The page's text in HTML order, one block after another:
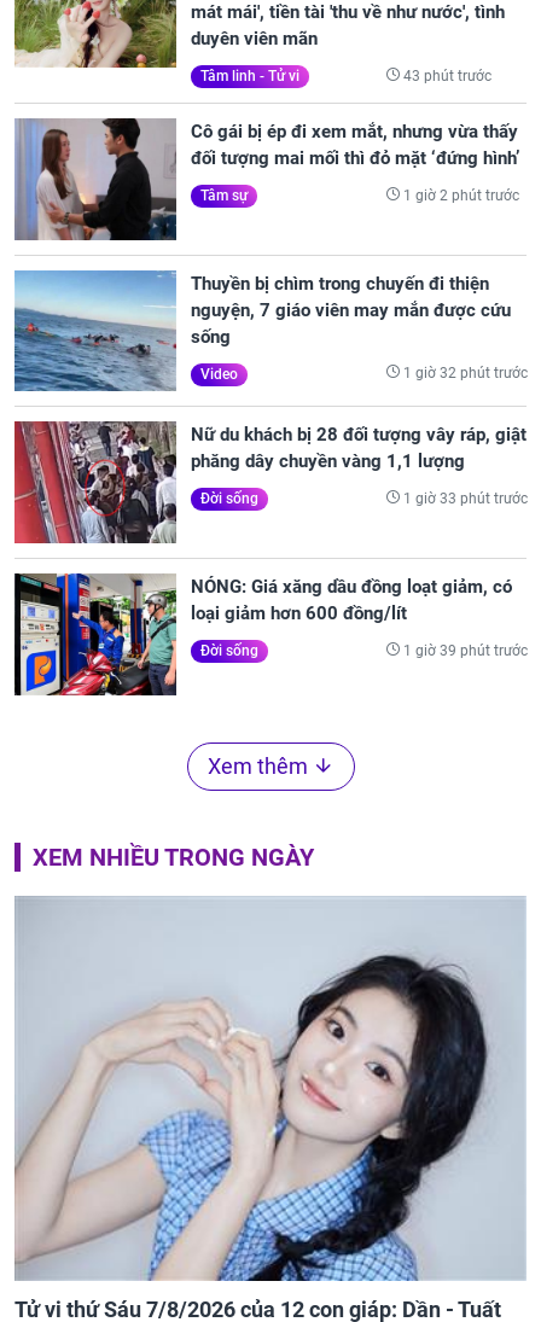
mát mái', tiền tài 'thu về như nước', tình
duyên viên mãn
Tâm linh - Tử vi 43 phút trước
Cô gái bị ép đi xem mắt, nhưng vừa thấy
đối tượng mai mối thì đỏ mặt ‘đứng hình’
Tâm sự 1 giờ 2 phút trước
Thuyền bị chìm trong chuyến đi thiện
nguyện, 7 giáo viên may mắn được cứu
sống
Video 1 giờ 32 phút trước
Nữ du khách bị 28 đối tượng vây ráp, giật
phăng dây chuyền vàng 1,1 lượng
Đời sống 1 giờ 33 phút trước
NÓNG: Giá xăng dầu đồng loạt giảm, có
loại giảm hơn 600 đồng/lít
Đời sống 1 giờ 39 phút trước
Xem thêm
XEM NHIỀU TRONG NGÀY
Tử vi thứ Sáu 7/8/2026 của 12 con giáp: Dần - Tuất